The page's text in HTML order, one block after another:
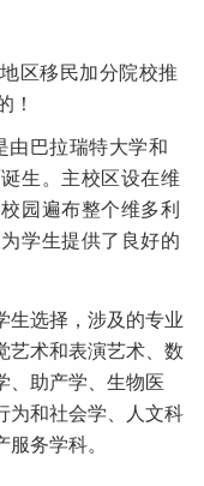
由巴拉瑞特大学和
生。主校区设在维
园遍布整个维多利
学生提供了良好的
生选择，涉及的专业
艺术和表演艺术、数
、助产学、生物医
为和社会学、人文科
务学科。